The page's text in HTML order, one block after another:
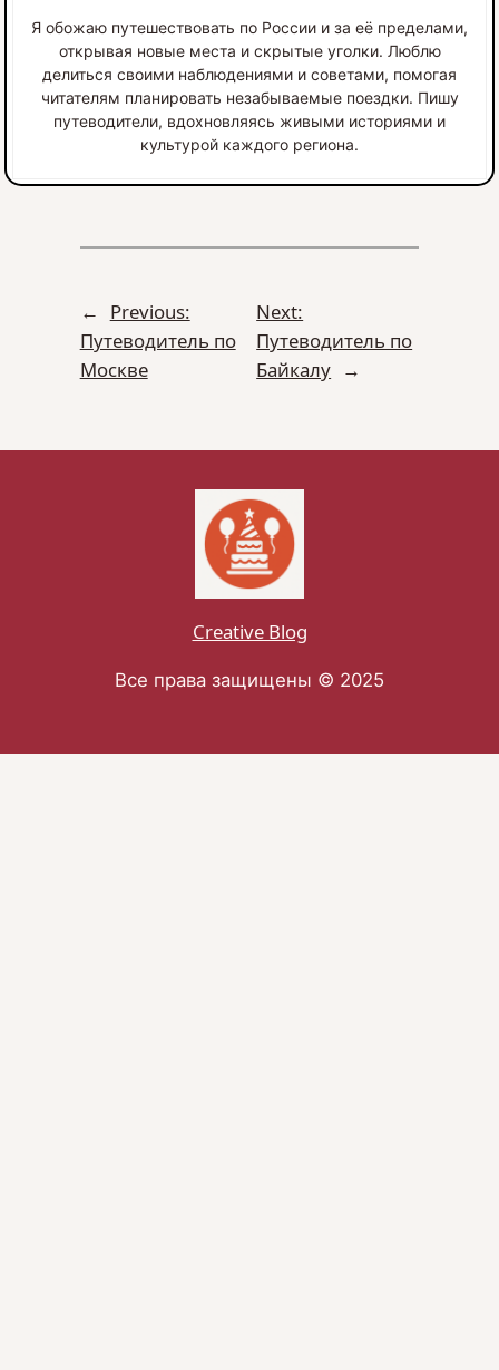
Я обожаю путешествовать по России и за её пределами,
открывая новые места и скрытые уголки. Люблю
делиться своими наблюдениями и советами, помогая
читателям планировать незабываемые поездки. Пишу
путеводители, вдохновляясь живыми историями и
культурой каждого региона.
←
Previous:
Путеводитель по
Москве
Next:
Путеводитель по
Байкалу →
Creative Blog
Все права защищены © 2025